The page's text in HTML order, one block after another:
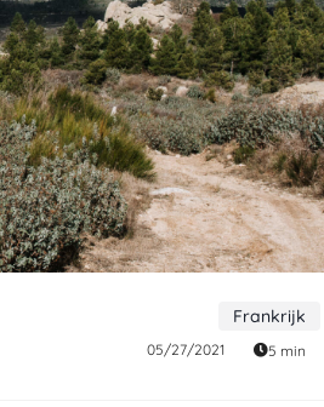
Frankrijk
05/27/2021 5 min